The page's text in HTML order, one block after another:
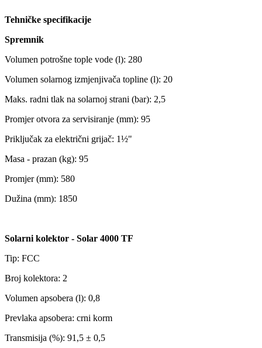
Tehničke specifikacije
Spremnik
Volumen potrošne tople vode (l): 280
Volumen solarnog izmjenjivača topline (l): 20
Maks. radni tlak na solarnoj strani (bar): 2,5
Promjer otvora za servisiranje (mm): 95
Priključak za električni grijač: 1½"
Masa - prazan (kg): 95
Promjer (mm): 580
Dužina (mm): 1850
Solarni kolektor - Solar 4000 TF
Tip: FCC
Broj kolektora: 2
Volumen apsobera (l): 0,8
Prevlaka apsobera: crni korm
Transmisija (%): 91,5 ± 0,5